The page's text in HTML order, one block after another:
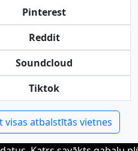
Pinterest
Reddit
Soundcloud
Tiktok
visas atbalstītās vietnes